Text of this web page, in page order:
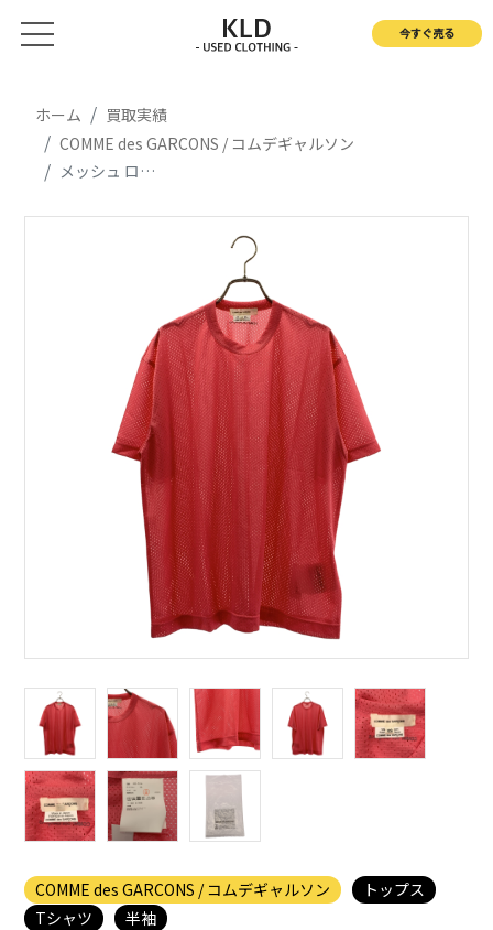
今すぐ売る
ホーム
買取実績
COMME des GARCONS / コムデギャルソン
メッシュ ロゴ クルーネック カットソー
COMME des GARCONS / コムデギャルソン
トップス
Tシャツ
半袖